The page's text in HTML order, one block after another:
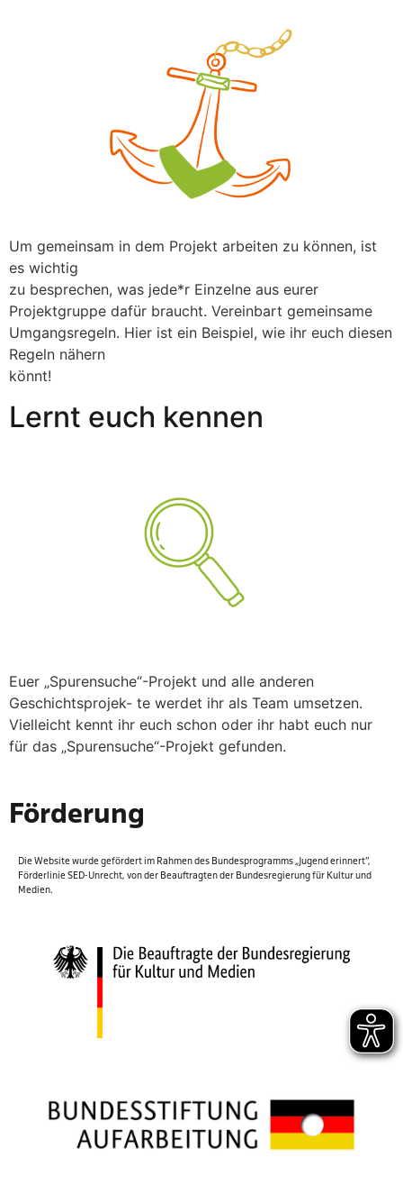
Um gemeinsam in dem Projekt arbeiten zu können, ist
es wichtig
zu besprechen, was jede*r Einzelne aus eurer
Projektgruppe dafür braucht. Vereinbart gemeinsame
Umgangsregeln. Hier ist ein Beispiel, wie ihr euch diesen
Regeln nähern
könnt!
Lernt euch kennen
Euer „Spurensuche“-Projekt und alle anderen
Geschichtsprojek- te werdet ihr als Team umsetzen.
Vielleicht kennt ihr euch schon oder ihr habt euch nur
für das „Spurensuche“-Projekt gefunden.
Förderung
Die Website wurde gefördert im Rahmen des Bundespro­gramms „Jugend erinnert“,
Förderlinie SED-Unrecht, von der Beauftragten der Bundesregierung für Kultur und
Medien.